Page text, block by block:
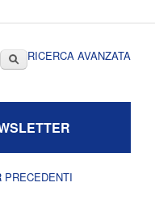
CercaRICERCA AVANZATA
PRECEDENTI